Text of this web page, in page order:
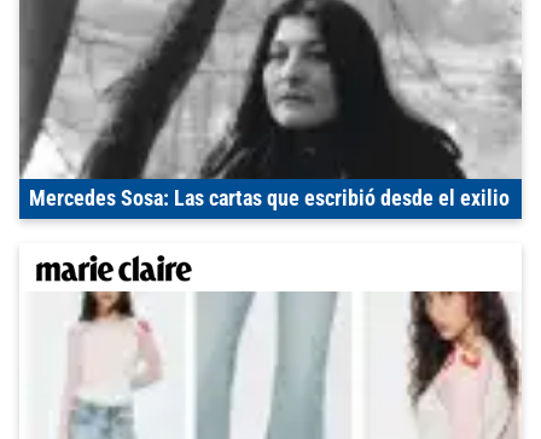
Mercedes Sosa: Las cartas que escribió desde el exilio